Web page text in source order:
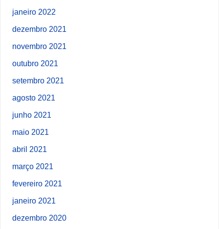
janeiro 2022
dezembro 2021
novembro 2021
outubro 2021
setembro 2021
agosto 2021
junho 2021
maio 2021
abril 2021
março 2021
fevereiro 2021
janeiro 2021
dezembro 2020